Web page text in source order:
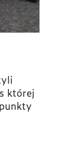
której